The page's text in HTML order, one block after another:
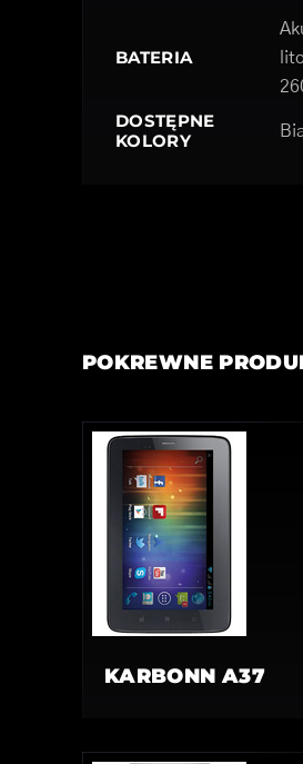
BATERIA
DOSTĘPNE
KOLORY
POKREWNE
KARBONN A37